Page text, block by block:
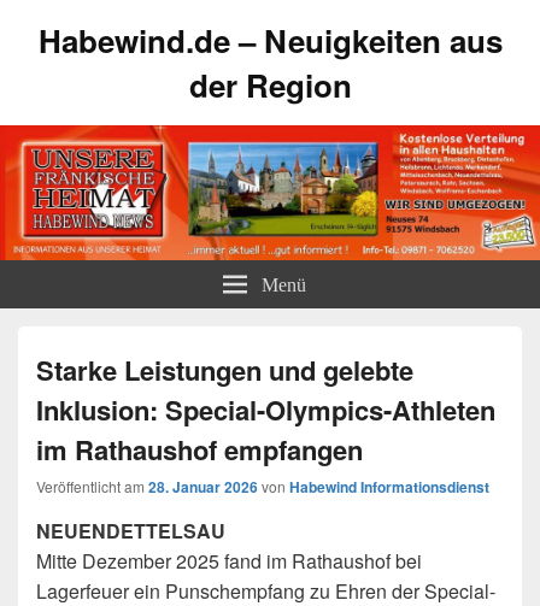
Habewind.de – Neuigkeiten aus
der Region
Menü
Starke Leistungen und gelebte
Inklusion: Special-Olympics-Athleten
im Rathaushof empfangen
Veröffentlicht am 28. Januar 2026von Habewind Informationsdienst
NEUENDETTELSAU
Mitte Dezember 2025 fand im Rathaushof bei
Lagerfeuer ein Punschempfang zu Ehren der Special-